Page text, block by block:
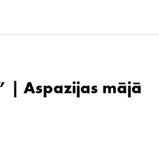
| Aspazijas mājā